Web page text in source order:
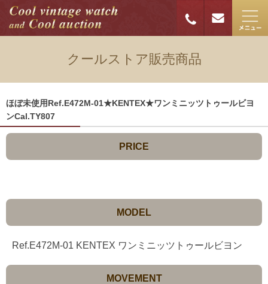
クールストア販売商品
ほぼ未使用Ref.E472M-01★KENTEX★ワンミニッツトゥールビヨ
ンCal.TY807
PRICE
MODEL
Ref.E472M-01 KENTEX ワンミニッツトゥールビヨン
MOVEMENT